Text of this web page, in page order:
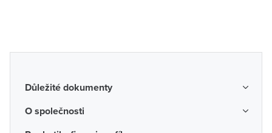
Důležité dokumenty
Obchodní podmínky
O společnosti